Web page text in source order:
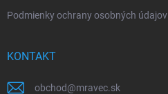
Podmienky ochrany osobných údajov
KONTAKT
obchod@mravec.sk